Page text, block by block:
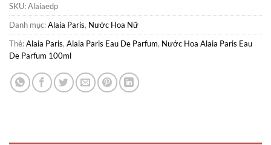
SKU:Alaiaedp
Danh mục:Alaia Paris, Nước Hoa Nữ
Thẻ:Alaia Paris, Alaia Paris Eau De Parfum, Nước Hoa Alaia Paris Eau
De Parfum 100ml